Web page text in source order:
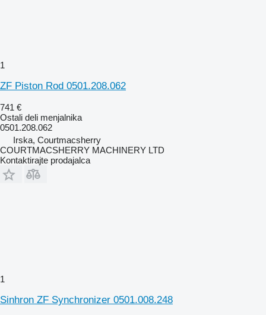
1
ZF Piston Rod 0501.208.062
741 €
Ostali deli menjalnika
0501.208.062
Irska, Courtmacsherry
COURTMACSHERRY MACHINERY LTD
Kontaktirajte prodajalca
1
Sinhron ZF Synchronizer 0501.008.248